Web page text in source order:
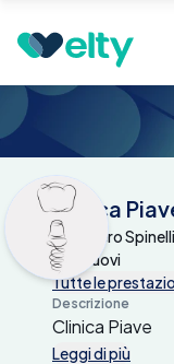
Clinica
Via Altiero
Orzinuovi
Tutte le
Descrizione
Clinica Piave
Leggi di più